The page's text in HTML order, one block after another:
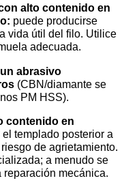
alto contenido en
puede producirse
vida útil del filo. Utilice
adecuada.
abrasivo
(CBN/diamante se
PM HSS).
contenido en
templado posterior a
de agrietamiento.
a menudo se
reparación mecánica.